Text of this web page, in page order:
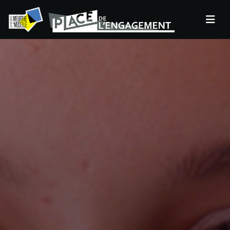
Panneau de gestion des cookies